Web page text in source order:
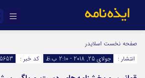
اینستاگرام
سروش
ایتا
صفحه نخست اسلایدر
انتشار :
جولای 25, 2018 - 2:10 ب.ظ کد خبر : 5653